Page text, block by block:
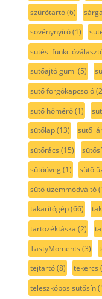
szűrőtartó(6) sárga
sövénynyíró(1)
sütési
sütőajtó gumi (5)
sütő forgókapcsoló
sütő hőmérő(1)
sütőlap(13) sütő
sütőrács (15)
sütőüveg(1) sütő
sütő üzemmódváltó
takarítógép(66)
tartozéktáska (2)
TastyMoments (3)
tejtartó(8) tekercs
teleszkópos sütősín